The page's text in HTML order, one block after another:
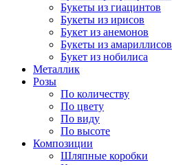
Букеты из гиацинтов
Букеты из ирисов
Букет из анемонов
Букеты из амариллисов
Букет из нобилиса
Металлик
Розы
По количеству
По цвету
По виду
По высоте
Композиции
Шляпные коробки